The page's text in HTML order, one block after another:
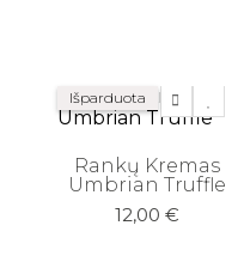
Lūpų pieštukai
Makiažo bazės
Makiažo pagrindai
Išparduota
Rankų Kremas
Umbrian Truffle
12,00€